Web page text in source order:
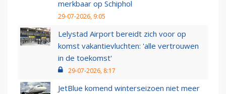
merkbaar op Schiphol
29-07-2026, 9:05
Lelystad Airport bereidt zich voor op
komst vakantievluchten: 'alle vertrouwen
in de toekomst'
29-07-2026, 8:17
JetBlue komend winterseizoen niet meer